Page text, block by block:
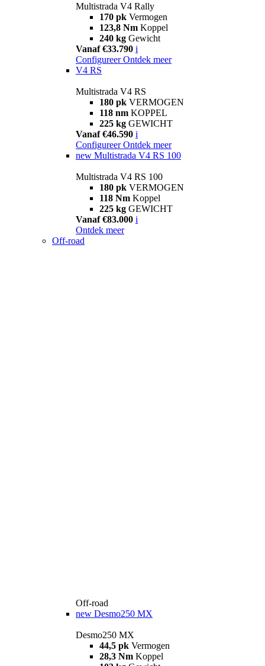
Multistrada V4 Rally
170 pk Vermogen
123,8 Nm Koppel
240 kg Gewicht
Vanaf €33.790 i
Configureer Ontdek meer
V4 RS
Multistrada V4 RS
180 pk VERMOGEN
118 nm KOPPEL
225 kg GEWICHT
Vanaf €46.590 i
Configureer Ontdek meer
new Multistrada V4 RS 100
Multistrada V4 RS 100
180 pk VERMOGEN
118 Nm Koppel
225 kg GEWICHT
Vanaf €83.000 i
Ontdek meer
Off-road
Off-road
new Desmo250 MX
Desmo250 MX
44,5 pk Vermogen
28,3 Nm Koppel